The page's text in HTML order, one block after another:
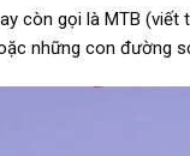
còn gọi là MTB
những con đường